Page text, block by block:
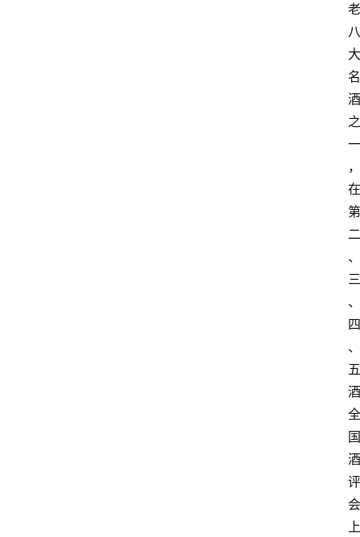
老
八
大
名
酒
之
一
，
在
第
二
、
三
、
四
、
五
酒
全
国
酒
评
会
上